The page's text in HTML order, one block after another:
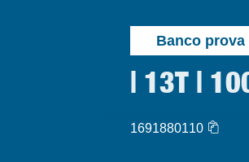
Banco
| 13T |
1691880110